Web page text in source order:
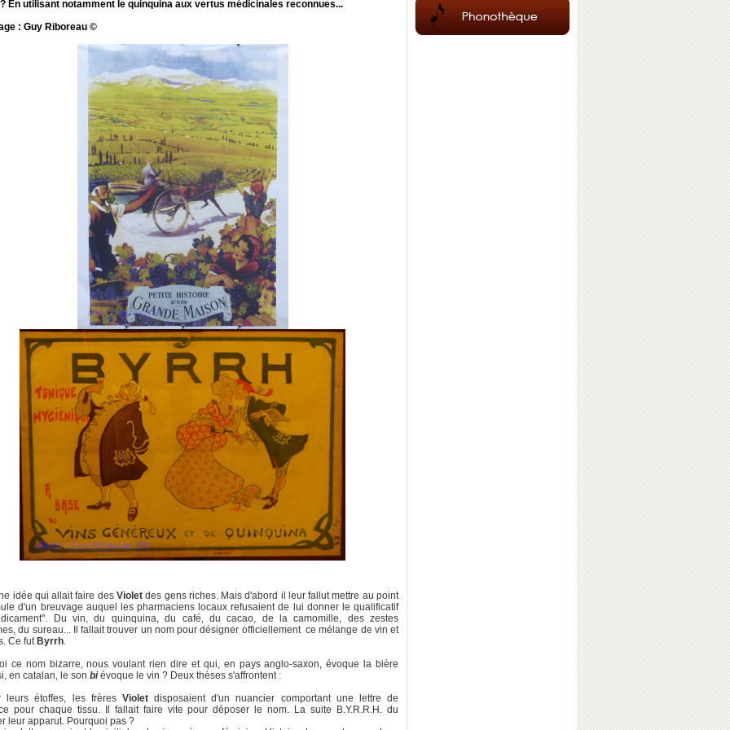
En utilisant notamment le quinquina aux vertus médicinales reconnues...
: Guy Riboreau ©
idée qui allait faire des Violetdes gens riches. Mais d'abord il leur fallut mettre au point
d'un breuvage auquel les pharmaciens locaux refusaient de lui donner le qualificatif
Du vin, du quinquina, du café, du cacao, de la camomille, des zestes
du sureau... Il fallait trouver un nom pour désigner officiellement ce mélange de vin et
Ce fut Byrrh.
ce nom bizarre, nous voulant rien dire et qui, en pays anglo-saxon, évoque la bière
en catalan, le son biévoque le vin ? Deux thèses s'affrontent :
leurs étoffes, les frères Violetdisposaient d'un nuancier comportant une lettre de
pour chaque tissu. Il fallait faire vite pour déposer le nom. La suite B.Y.R.R.H. du
leur apparut. Pourquoi pas ?